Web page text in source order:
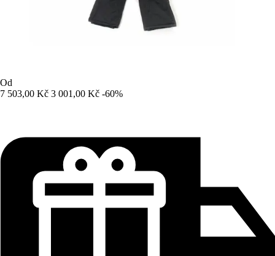
Od
7 503,00 Kč 3 001,00 Kč -60%